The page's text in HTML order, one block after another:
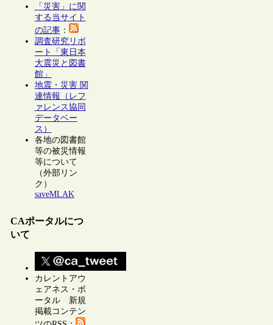
「災害」に関
する当サイト
の記事：
調査研究リポ
ート「東日本
大震災と図書
館」
地震・災害 関
連情報（レフ
ァレンス協同
データベー
ス）
各地の図書館
等の被災情報
等について
（外部リン
ク）
saveMLAK
CAポータルにつ
いて
カレントアウ
ェアネス・ポ
ータル 新規
掲載コンテン